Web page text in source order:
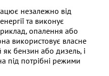
незалежно від
та виконує
опалення або
використовує власне
як бензин або дизель, і
під потрібні режими